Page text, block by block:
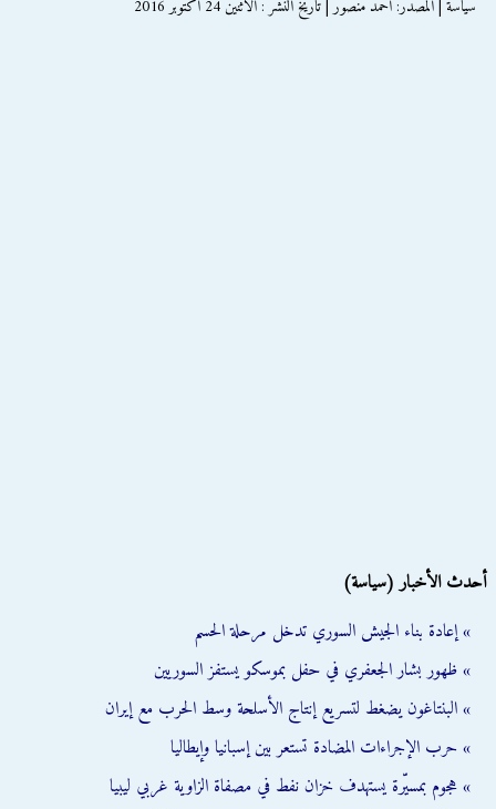
سياسة | المصدر: أحمد منصور | تاريخ النشر : الاثنين 24 اكتوبر 2016
أحدث الأخبار (سياسة)
» إعادة بناء الجيش السوري تدخل مرحلة الحسم
» ظهور بشار الجعفري في حفل بموسكو يستفز السوريين
» البنتاغون يضغط لتسريع إنتاج الأسلحة وسط الحرب مع إيران
» حرب الإجراءات المضادة تستعر بين إسبانيا وإيطاليا
» هجوم بمسيّرة يستهدف خزان نفط في مصفاة الزاوية غربي ليبيا